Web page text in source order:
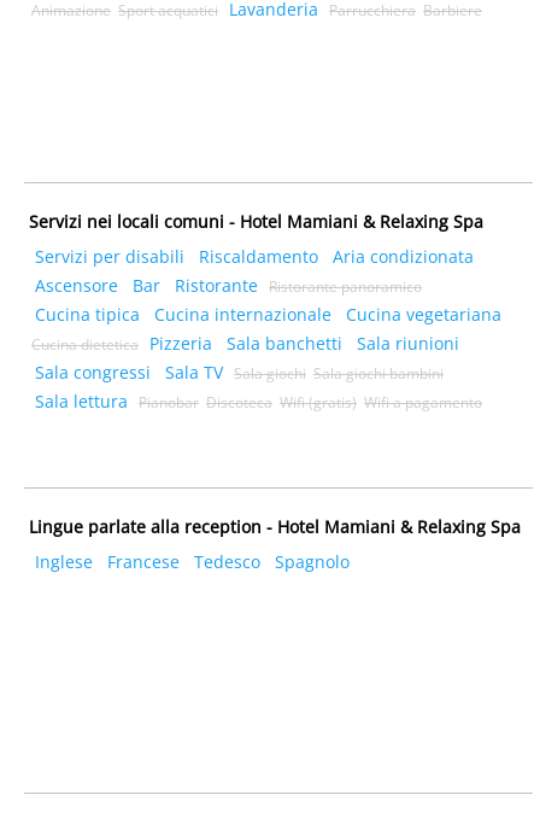
Animazione Sport acquatici Lavanderia Parrucchiera Barbiere
Servizi nei locali comuni - Hotel Mamiani & Relaxing Spa
Servizi per disabili
Riscaldamento
Aria condizionata
Ascensore
Bar Ristorante Ristorante panoramico
Cucina tipica Cucina internazionale Cucina vegetariana
Cucina dietetica Pizzeria Sala banchetti
Sala riunioni
Sala congressi
Sala TV Sala giochi Sala giochi bambini
Sala lettura Pianobar Discoteca Wifi (gratis) Wifi a pagamento
Lingue parlate alla reception - Hotel Mamiani & Relaxing Spa
Inglese
Francese Tedesco Spagnolo